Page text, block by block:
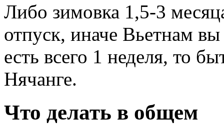
Либо зимовка 1,5-3
отпуск, иначе Вьетнам
есть всего 1 неделя, то
Нячанге.
Что делать в общем